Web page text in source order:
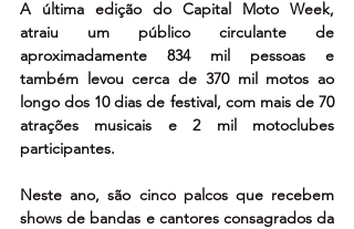
A última edição do Capital Moto Week,
atraiu um público circulante de
aproximadamente 834 mil pessoas e
também levou cerca de 370 mil motos ao
longo dos 10 dias de festival, com mais de 70
atrações musicais e 2 mil motoclubes
participantes.
Neste ano, são cinco palcos que recebem
shows de bandas e cantores consagrados da